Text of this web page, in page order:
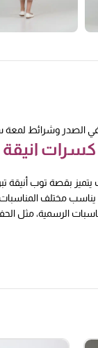
الصدر وشرائط
انيقة
يتميز بقصة توب
يناسب مختلف
الرسمية، مثل